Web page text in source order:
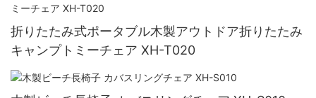
折りたたみ式ポータブル木製アウトドア折りたたみ
キャンプトミーチェア XH-T020